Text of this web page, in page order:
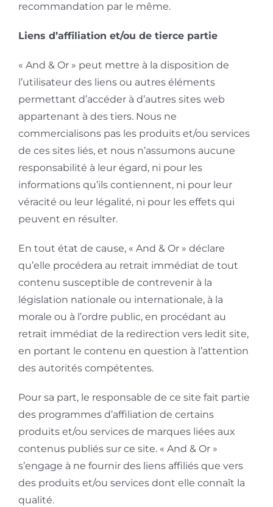
recommandation par le même.
Liens d’affiliation et/ou de tierce partie
« And & Or » peut mettre à la disposition de
l’utilisateur des liens ou autres éléments
permettant d’accéder à d’autres sites web
appartenant à des tiers. Nous ne
commercialisons pas les produits et/ou services
de ces sites liés, et nous n’assumons aucune
responsabilité à leur égard, ni pour les
informations qu’ils contiennent, ni pour leur
véracité ou leur légalité, ni pour les effets qui
peuvent en résulter.
En tout état de cause, « And & Or » déclare
qu’elle procédera au retrait immédiat de tout
contenu susceptible de contrevenir à la
législation nationale ou internationale, à la
morale ou à l’ordre public, en procédant au
retrait immédiat de la redirection vers ledit site,
en portant le contenu en question à l’attention
des autorités compétentes.
Pour sa part, le responsable de ce site fait partie
des programmes d’affiliation de certains
produits et/ou services de marques liées aux
contenus publiés sur ce site. « And & Or »
s’engage à ne fournir des liens affiliés que vers
des produits et/ou services dont elle connaît la
qualité.